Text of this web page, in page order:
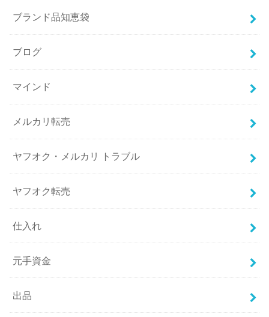
ブランド品知恵袋
ブログ
マインド
メルカリ転売
ヤフオク・メルカリ トラブル
ヤフオク転売
仕入れ
元手資金
出品